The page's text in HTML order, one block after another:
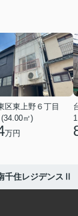
区東上野６丁目
㎡)
万円
千住レジデンスⅡ